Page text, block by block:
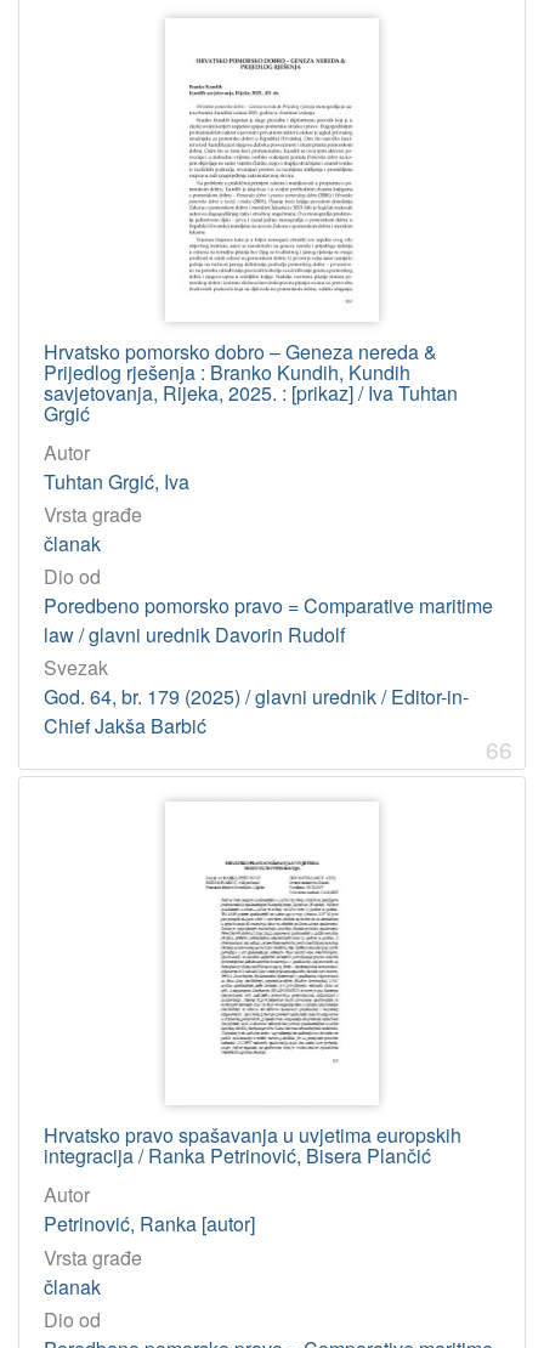
2015
Licencije
InC
460
Hrvatsko pomorsko dobro – Geneza nereda &
Prijedlog rješenja : Branko Kundih, Kundih
savjetovanja, Rijeka, 2025. : [prikaz] / Iva Tuhtan
Grgić
Autor
Tuhtan Grgić, Iva
Vrsta građe
članak
Dio od
Poredbeno pomorsko pravo = Comparative maritime
law / glavni urednik Davorin Rudolf
Svezak
God. 64, br. 179 (2025) / glavni urednik / Editor-in-
Chief Jakša Barbić
66
Hrvatsko pravo spašavanja u uvjetima europskih
integracija / Ranka Petrinović, Bisera Plančić
Autor
Petrinović, Ranka [autor]
Vrsta građe
članak
Dio od